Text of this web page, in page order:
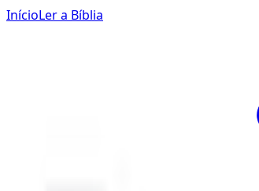
InícioLer a Bíblia